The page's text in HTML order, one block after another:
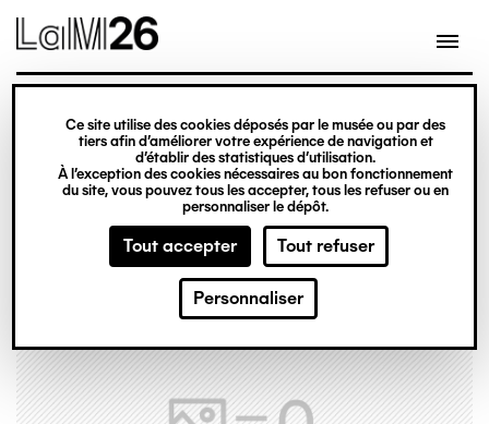
Gestion des cookies
Ce site utilise des cookies déposés par le musée ou par des
tiers afin d’améliorer votre expérience de navigation et
d’établir des statistiques d’utilisation.
À l’exception des cookies nécessaires au bon fonctionnement
du site, vous pouvez tous les accepter, tous les refuser ou en
personnaliser le dépôt.
Tout accepter Tout refuser
Personnaliser
contenu